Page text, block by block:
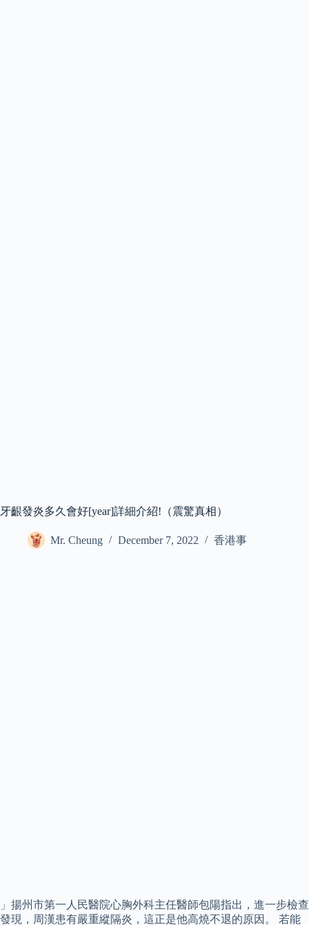
牙齦發炎多久會好[year]詳細介紹!（震驚真相）
Mr. Cheung December 7, 2022 香港事
」揚州市第一人民醫院心胸外科主任醫師包陽指出，進一步檢查
發現，周漢患有嚴重縱隔炎，這正是他高燒不退的原因。 若能